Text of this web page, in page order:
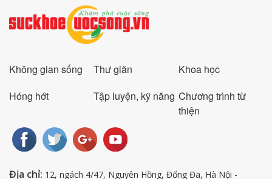
Không gian sống Thư giãn
Khoa học
Hóng hớt
Tập luyện, kỹ năng Chương trình từ
thiện
Địa chỉ: 12, ngách 4/47, Nguyên Hồng, Đống Đa, Hà Nội -